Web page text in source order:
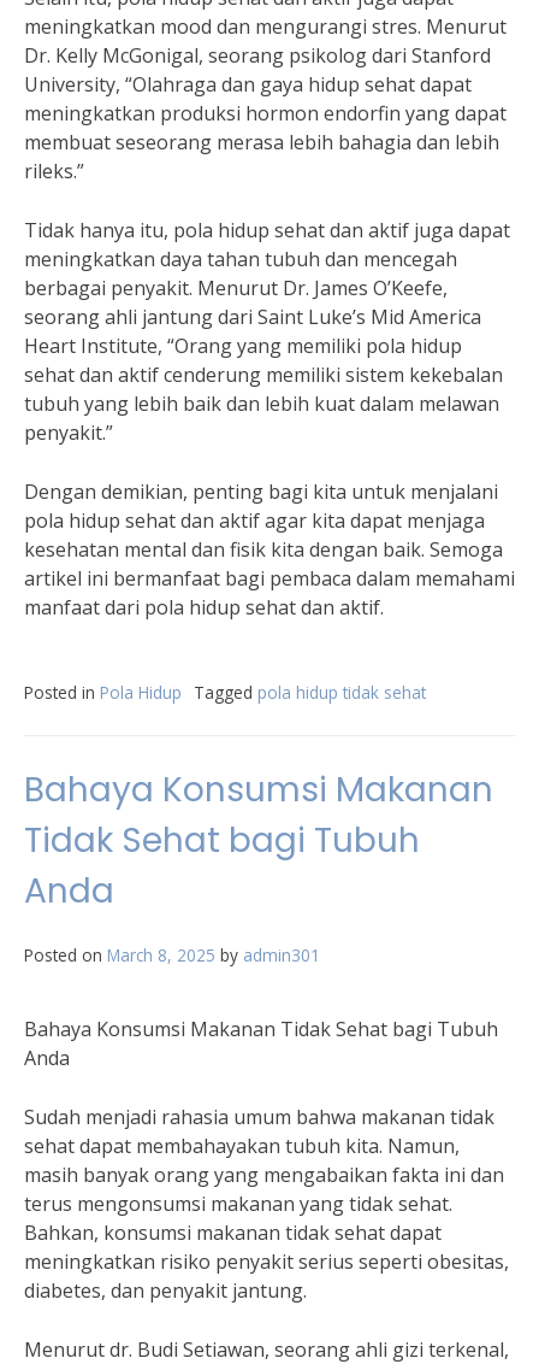
meningkatkan mood dan mengurangi stres. Menurut
Dr. Kelly McGonigal, seorang psikolog dari Stanford
University, “Olahraga dan gaya hidup sehat dapat
meningkatkan produksi hormon endorfin yang dapat
membuat seseorang merasa lebih bahagia dan lebih
rileks.”
Tidak hanya itu, pola hidup sehat dan aktif juga dapat
meningkatkan daya tahan tubuh dan mencegah
berbagai penyakit. Menurut Dr. James O’Keefe,
seorang ahli jantung dari Saint Luke’s Mid America
Heart Institute, “Orang yang memiliki pola hidup
sehat dan aktif cenderung memiliki sistem kekebalan
tubuh yang lebih baik dan lebih kuat dalam melawan
penyakit.”
Dengan demikian, penting bagi kita untuk menjalani
pola hidup sehat dan aktif agar kita dapat menjaga
kesehatan mental dan fisik kita dengan baik. Semoga
artikel ini bermanfaat bagi pembaca dalam memahami
manfaat dari pola hidup sehat dan aktif.
Posted in Pola Hidup Tagged pola hidup tidak sehat
Bahaya Konsumsi Makanan
Tidak Sehat bagi Tubuh
Anda
Posted on March 8, 2025 by admin301
Bahaya Konsumsi Makanan Tidak Sehat bagi Tubuh
Anda
Sudah menjadi rahasia umum bahwa makanan tidak
sehat dapat membahayakan tubuh kita. Namun,
masih banyak orang yang mengabaikan fakta ini dan
terus mengonsumsi makanan yang tidak sehat.
Bahkan, konsumsi makanan tidak sehat dapat
meningkatkan risiko penyakit serius seperti obesitas,
diabetes, dan penyakit jantung.
Menurut dr. Budi Setiawan, seorang ahli gizi terkenal,